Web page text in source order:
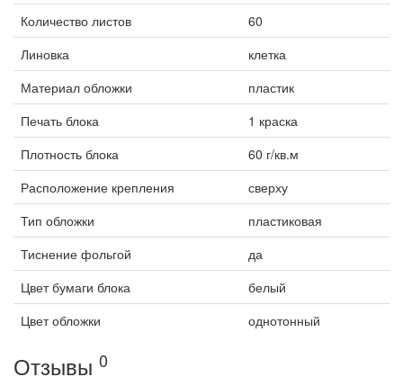
Количество листов
60
Линовка
клетка
Материал обложки
пластик
Печать блока
1 краска
Плотность блока
60 г/кв.м
Расположение крепления
сверху
Тип обложки
пластиковая
Тиснение фольгой
да
Цвет бумаги блока
белый
Цвет обложки
однотонный
Отзывы 0